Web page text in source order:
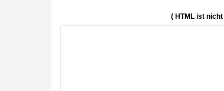
( HTML ist nicht